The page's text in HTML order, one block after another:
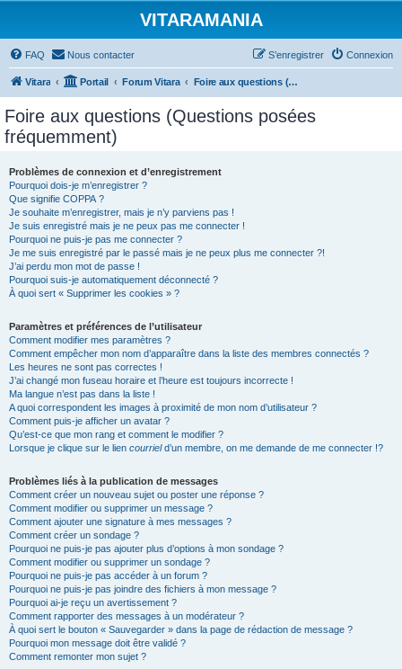
VITARAMANIA
FAQ Nous contacter Connexion
S’enregistrer
Vitara Portail Forum Vitara Foire aux questions (Questions posées fréquemment)
Foire aux questions (Questions posées
fréquemment)
Problèmes de connexion et d’enregistrement
Pourquoi dois-je m’enregistrer ?
Que signifie COPPA ?
Je souhaite m’enregistrer, mais je n’y parviens pas !
Je suis enregistré mais je ne peux pas me connecter !
Pourquoi ne puis-je pas me connecter ?
Je me suis enregistré par le passé mais je ne peux plus me connecter ?!
J’ai perdu mon mot de passe !
Pourquoi suis-je automatiquement déconnecté ?
À quoi sert « Supprimer les cookies » ?
Paramètres et préférences de l’utilisateur
Comment modifier mes paramètres ?
Comment empêcher mon nom d’apparaître dans la liste des membres connectés ?
Les heures ne sont pas correctes !
J’ai changé mon fuseau horaire et l’heure est toujours incorrecte !
Ma langue n’est pas dans la liste !
A quoi correspondent les images à proximité de mon nom d’utilisateur ?
Comment puis-je afficher un avatar ?
Qu’est-ce que mon rang et comment le modifier ?
Lorsque je clique sur le lien courrield’un membre, on me demande de me connecter !?
Problèmes liés à la publication de messages
Comment créer un nouveau sujet ou poster une réponse ?
Comment modifier ou supprimer un message ?
Comment ajouter une signature à mes messages ?
Comment créer un sondage ?
Pourquoi ne puis-je pas ajouter plus d’options à mon sondage ?
Comment modifier ou supprimer un sondage ?
Pourquoi ne puis-je pas accéder à un forum ?
Pourquoi ne puis-je pas joindre des fichiers à mon message ?
Pourquoi ai-je reçu un avertissement ?
Comment rapporter des messages à un modérateur ?
À quoi sert le bouton « Sauvegarder » dans la page de rédaction de message ?
Pourquoi mon message doit être validé ?
Comment remonter mon sujet ?